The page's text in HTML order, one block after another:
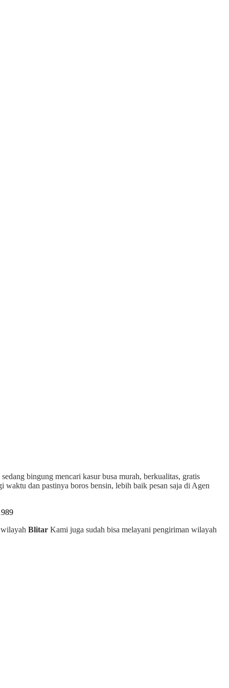
bingung mencari kasur busa murah, berkualitas, gratis
dan pastinya boros bensin, lebih baik pesan saja di Agen
Blitar Kami juga sudah bisa melayani pengiriman wilayah